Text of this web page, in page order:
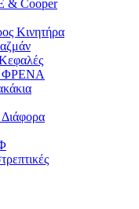
& Cooper
Κινητήρα
ΦΡΕΝΑ